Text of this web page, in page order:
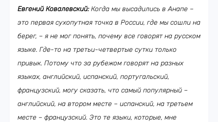
Евгений Ковалевский:Когда мы высадились в Анапе –
это первая сухопутная точка в России, где мы сошли на
берег, – я не мог понять, почему все говорят на русском
языке. Где-то на третьи-четвертые сутки только
привык. Потому что за рубежом говорят на разных
языках, английский, испанский, португальский,
французский, могу сказать, что самый популярный –
английский, на втором месте – испанский, на третьем
месте – французский. Это те языки, которые, мне